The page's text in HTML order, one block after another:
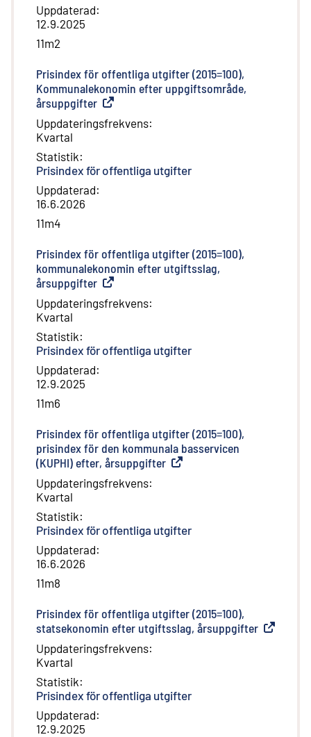
Uppdaterad:
12.9.2025
11m2
Prisindex för offentliga utgifter (2015=100),
Kommunalekonomin efter uppgiftsområde,
årsuppgifter Extern länk
Uppdateringsfrekvens:
Kvartal
Statistik:
Prisindex för offentliga utgifter
Uppdaterad:
16.6.2026
11m4
Prisindex för offentliga utgifter (2015=100),
kommunalekonomin efter utgiftsslag,
årsuppgifter Extern länk
Uppdateringsfrekvens:
Kvartal
Statistik:
Prisindex för offentliga utgifter
Uppdaterad:
12.9.2025
11m6
Prisindex för offentliga utgifter (2015=100),
prisindex för den kommunala basservicen
(KUPHI) efter, årsuppgifter Extern länk
Uppdateringsfrekvens:
Kvartal
Statistik:
Prisindex för offentliga utgifter
Uppdaterad:
16.6.2026
11m8
Prisindex för offentliga utgifter (2015=100),
statsekonomin efter utgiftsslag, årsuppgifter Extern
Uppdateringsfrekvens:
Kvartal
Statistik:
Prisindex för offentliga utgifter
Uppdaterad:
12.9.2025